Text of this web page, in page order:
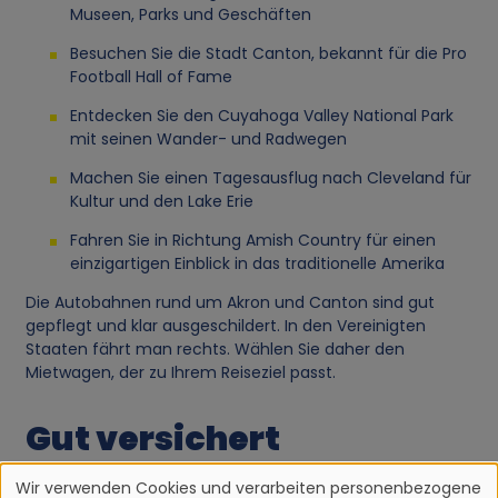
Museen, Parks und Geschäften
Besuchen Sie die Stadt Canton, bekannt für die Pro
Football Hall of Fame
Entdecken Sie den Cuyahoga Valley National Park
mit seinen Wander- und Radwegen
Machen Sie einen Tagesausflug nach Cleveland für
Kultur und den Lake Erie
Fahren Sie in Richtung Amish Country für einen
einzigartigen Einblick in das traditionelle Amerika
Die Autobahnen rund um Akron und Canton sind gut
gepflegt und klar ausgeschildert. In den Vereinigten
Staaten fährt man rechts. Wählen Sie daher den
Mietwagen, der zu Ihrem Reiseziel passt.
Gut versichert
Wir verwenden Cookies und verarbeiten personenbezogene